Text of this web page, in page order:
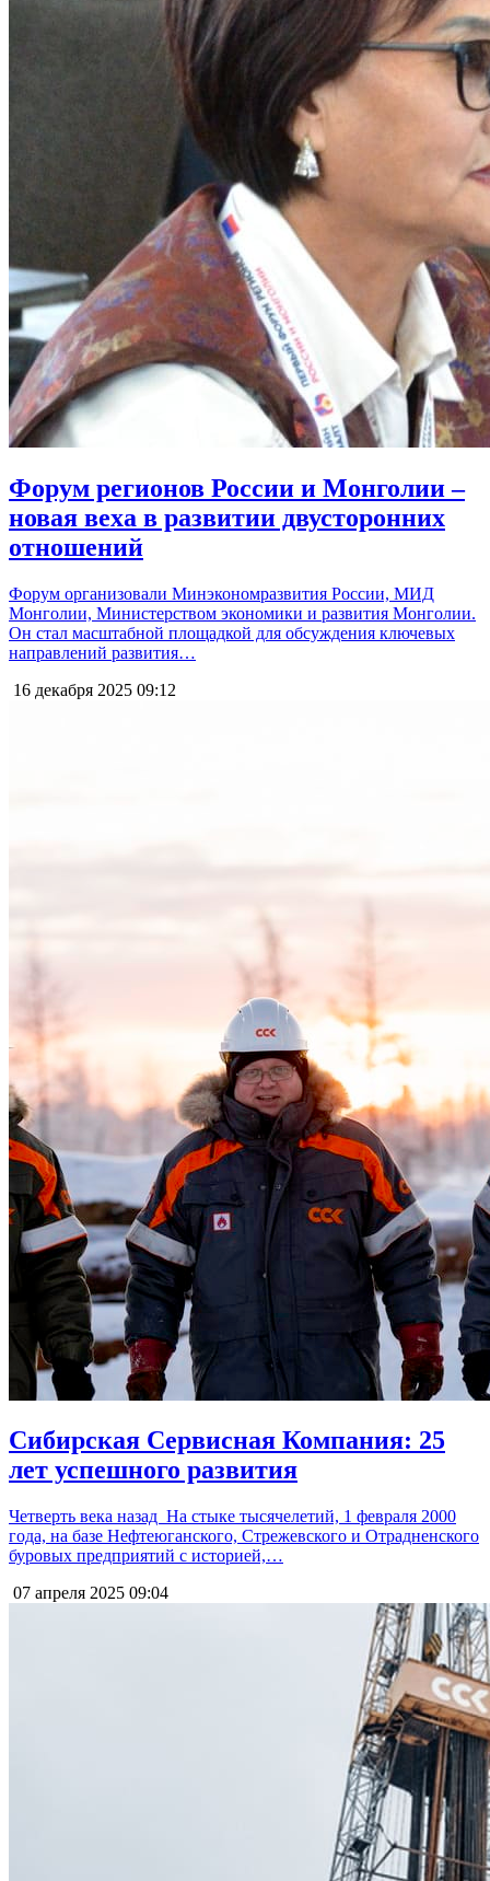
Форум регионов России и Монголии –
новая веха в развитии двусторонних
отношений
Форум организовали Минэкономразвития России, МИД
Монголии, Министерством экономики и развития Монголии.
Он стал масштабной площадкой для обсуждения ключевых
направлений развития…
16 декабря 2025 09:12
Сибирская Сервисная Компания: 25
лет успешного развития
Четверть века назад На стыке тысячелетий, 1 февраля 2000
года, на базе Нефтеюганского, Стрежевского и Отрадненского
буровых предприятий с историей,…
07 апреля 2025 09:04